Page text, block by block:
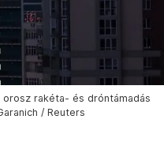
rakéta- és dróntámadás
/ Reuters